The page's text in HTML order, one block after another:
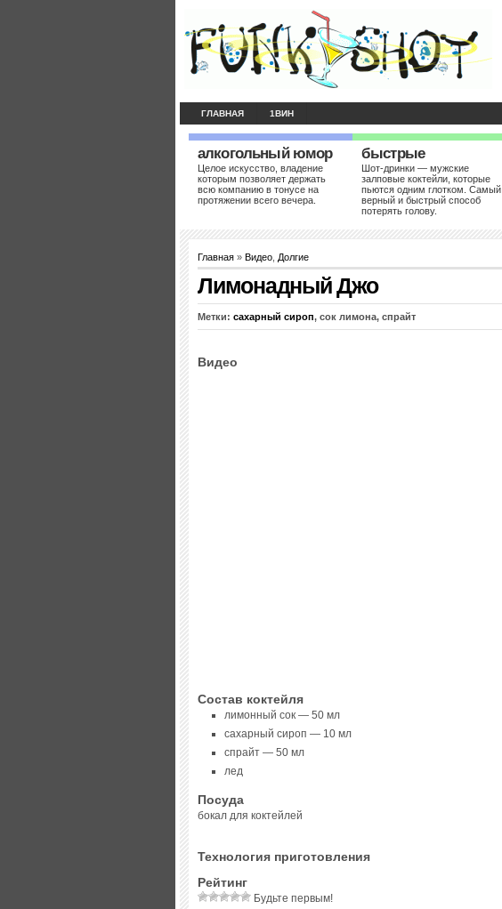
ГЛАВНАЯ 1ВИН
алкогольный юмор
Целое искусство, владение
которым позволяет держать
всю компанию в тонусе на
протяжении всего вечера.
быстрые
Шот-дринки — мужские
залповые коктейли, которые
пьются одним глотком. Самый
верный и быстрый способ
потерять голову.
Главная » Видео Долгие
Лимонадный Джо
Метки: сахарный сироп, сок лимона, спрайт
Видео
Состав коктейля
лимонный сок — 50 мл
сахарный сироп — 10 мл
спрайт — 50 мл
лед
Посуда
бокал для коктейлей
Технология приготовления
Рейтинг
Будьте первым!